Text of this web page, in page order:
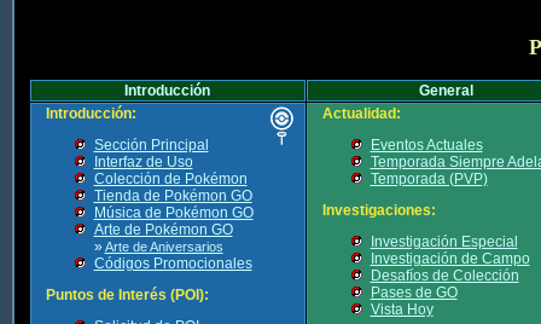
Introducción
General
Introducción:
Sección Principal
Interfaz de Uso
Colección de Pokémon
Tienda de Pokémon GO
Música de Pokémon GO
Arte de Pokémon GO
» Arte de Aniversarios
Códigos Promocionales
Puntos de Interés (POI):
Actualidad:
Eventos Actuales
Temporada Siempre
Temporada (PVP)
Investigaciones:
Investigación Especial
Investigación de Campo
Desafíos de Colección
Pases de GO
Vista Hoy